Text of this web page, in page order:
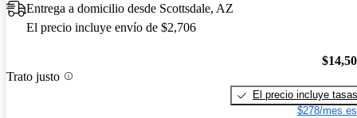
Entrega a domicilio desde Scottsdale, AZ
El precio incluye envío de $2,706
Trato justo
El precio incluye tasas
$278/mes